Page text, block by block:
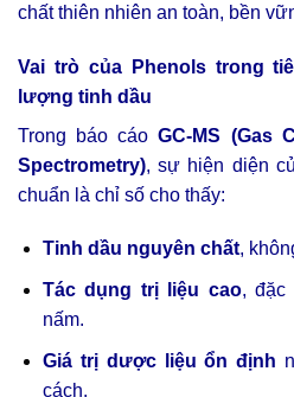
chất thiên nhiên an toàn, bền
Vai trò của Phenols trong
lượng tinh dầu
Trong báo cáoGC-MS (Gas
Spectrometry), sự hiện diện
chuẩn là chỉ số cho thấy:
Tinh dầu nguyên chất,
Tác dụng trị liệu cao, đặc
nấm.
Giá trị dược liệu ổn định
cách.